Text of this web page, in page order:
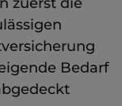
Bedarf